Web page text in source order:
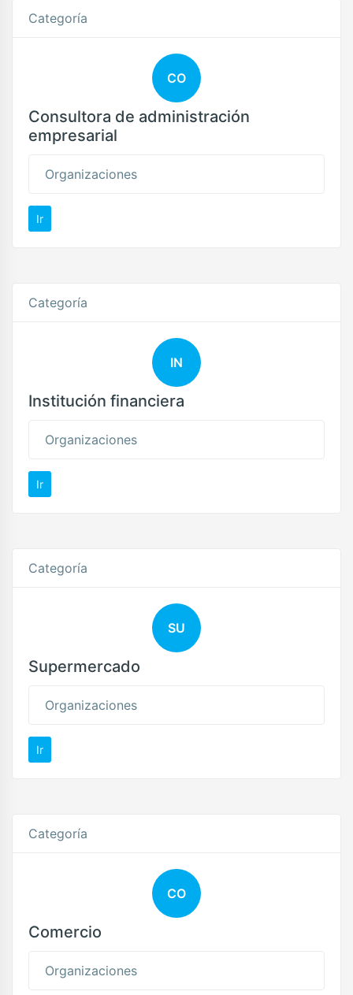
Categoría
CO
Consultora de administración
empresarial
Organizaciones
Ir
Categoría
IN
Institución financiera
Organizaciones
Ir
Categoría
SU
Supermercado
Organizaciones
Ir
Categoría
CO
Comercio
Organizaciones